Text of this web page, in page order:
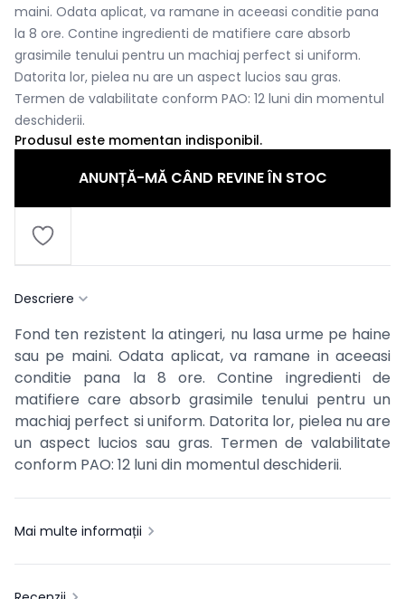
maini. Odata aplicat, va ramane in aceeasi conditie pana
la 8 ore. Contine ingredienti de matifiere care absorb
grasimile tenului pentru un machiaj perfect si uniform.
Datorita lor, pielea nu are un aspect lucios sau gras.
Termen de valabilitate conform PAO: 12 luni din momentul
deschiderii.
Produsul este momentan indisponibil.
ANUNȚĂ-MĂ CÂND REVINE ÎN STOC
Descriere
Fond ten rezistent la atingeri, nu lasa urme pe haine
sau pe maini. Odata aplicat, va ramane in aceeasi
conditie pana la 8 ore. Contine ingredienti de
matifiere care absorb grasimile tenului pentru un
machiaj perfect si uniform. Datorita lor, pielea nu are
un aspect lucios sau gras. Termen de valabilitate
conform PAO: 12 luni din momentul deschiderii.
Mai multe informații